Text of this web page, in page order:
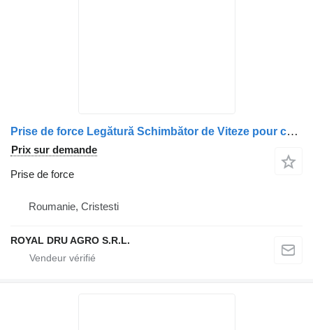
Prise de force Legătură Schimbător de Viteze pour camion MAN 81326906058 / 81326906058 / 81325200093 / 81321030191 / 81321030189 / 81325506016 / 81325506013 / 81325200093 / 81321030191 / 81321030189 / 81325506016
Prix sur demande
Prise de force
Roumanie, Cristesti
ROYAL DRU AGRO S.R.L.